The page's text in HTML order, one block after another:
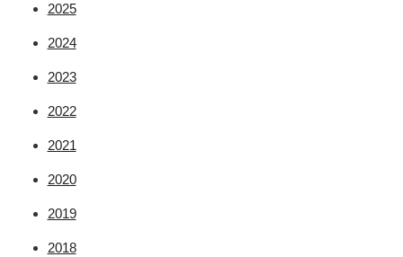
2025
2024
2023
2022
2021
2020
2019
2018